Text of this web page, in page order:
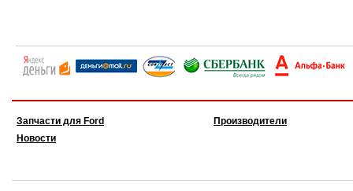
Запчасти для Ford
Новости
Производители